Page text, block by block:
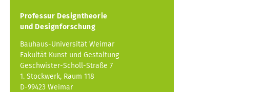
Professur Designtheorie
und Designforschung
Bauhaus-Universität Weimar
Fakultät Kunst und Gestaltung
Geschwister-Scholl-Straße 7
1. Stockwerk, Raum 118
D-99423 Weimar